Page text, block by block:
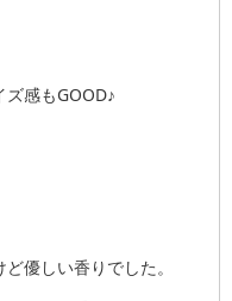
感もGOOD♪
優しい香りでした。